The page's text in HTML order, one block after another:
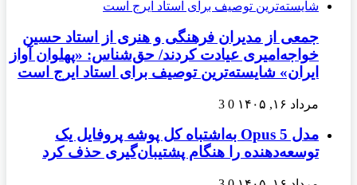
جمعی از مدیران فرهنگی و هنری از استاد حسین
خواجه‌امیری عیادت کردند/ حق‌شناس: «پهلوان آواز
ایران» شایسته‌ترین توصیف برای استاد ایرج است
مرداد ۱۶, ۱۴۰۵ 0
3
مدل Opus 5 به‌اشتباه کل پوشه پروفایل یک
توسعه‌دهنده را هنگام پشتیبان‌گیری حذف کرد